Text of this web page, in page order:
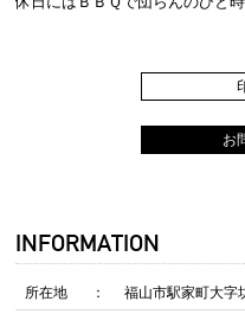
お
INFORMATION
所在地 福山市駅家町大字